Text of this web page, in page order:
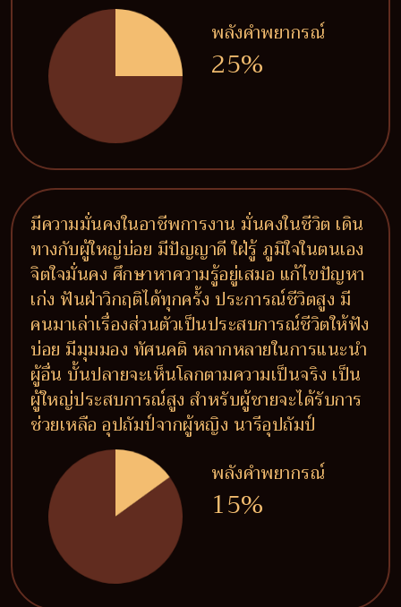
พลังคำพยากรณ์
25%
มีความมั่นคงในอาชีพการงาน มั่นคงในชีวิต เดิน
ทางกับผู้ใหญ่บ่อย มีปัญญาดี ใฝ่รู้ ภูมิใจในตนเอง
จิตใจมั่นคง ศึกษาหาความรู้อยู่เสมอ แก้ไขปัญหา
เก่ง ฟันฝ่าวิกฤติได้ทุกครั้ง ประการณ์ชีวิตสูง มี
คนมาเล่าเรื่องส่วนตัวเป็นประสบการณ์ชีวิตให้ฟัง
บ่อย มีมุมมอง ทัศนคติ หลากหลายในการแนะนำ
ผู้อื่น บั้นปลายจะเห็นโลกตามความเป็นจริง เป็น
ผู้ใหญ่ประสบการณ์สูง สำหรับผู้ชายจะได้รับการ
ช่วยเหลือ อุปถัมป์จากผู้หญิง นารีอุปถัมป์
พลังคำพยากรณ์
15%